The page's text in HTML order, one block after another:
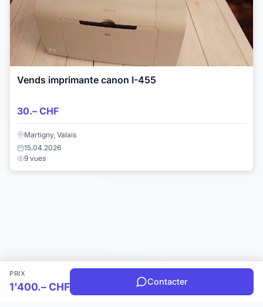
Vends imprimante canon I-455
30.– CHF
Martigny, Valais
15.04.2026
9 vues
PRIX
1'400.– CHF Contacter